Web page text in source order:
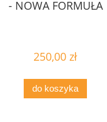
- NOWA FORMUŁA
250,00 zł
do koszyka